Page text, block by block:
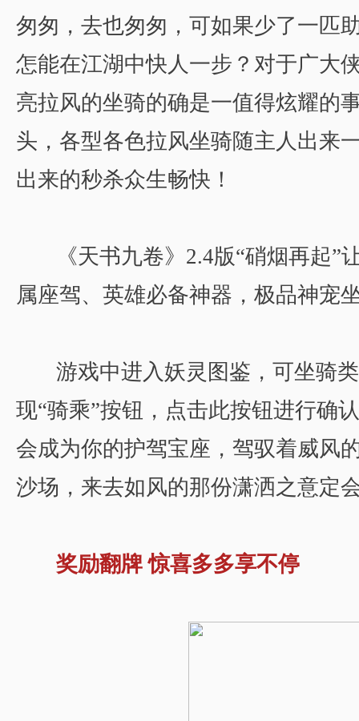
匆匆，去也匆匆，可如果少了一匹
怎能在江湖中快人一步？对于广大
亮拉风的坐骑的确是一值得炫耀的
头，各型各色拉风坐骑随主人出来
出来的秒杀众生畅快！
《天书九卷》2.4版“硝烟再起”
属座驾、英雄必备神器，极品神宠
游戏中进入妖灵图鉴，可坐骑
现“骑乘”按钮，点击此按钮进行确
会成为你的护驾宝座，驾驭着威风
沙场，来去如风的那份潇洒之意定
奖励翻牌 惊喜多多享不停